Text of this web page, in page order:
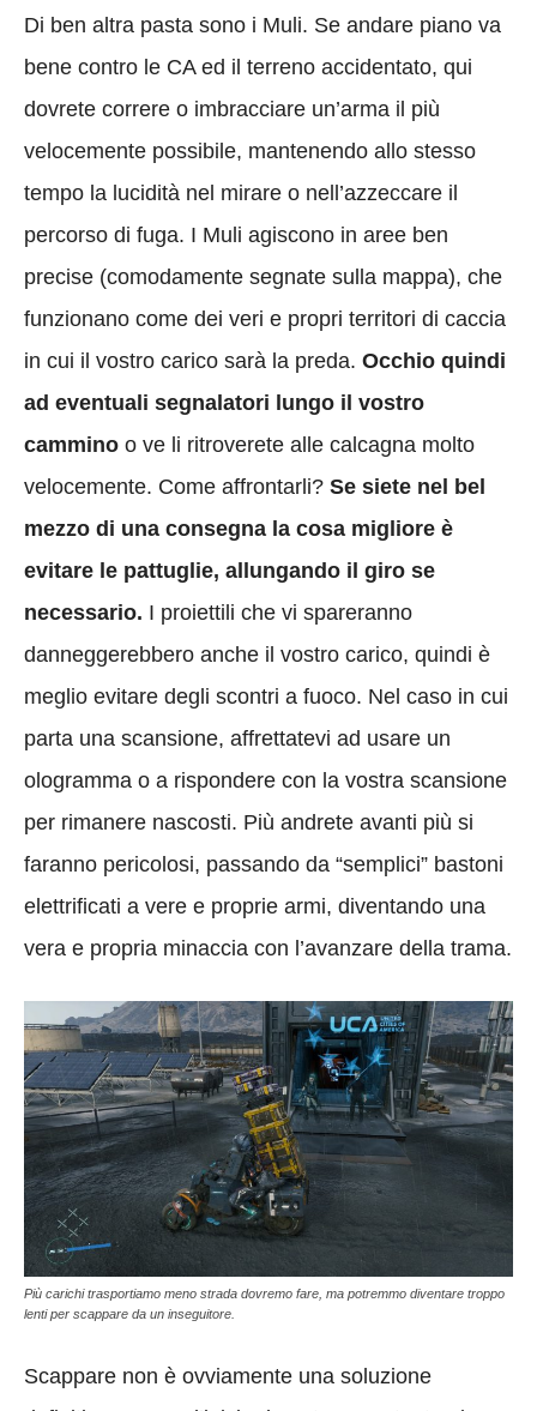
Di ben altra pasta sono i Muli. Se andare piano va
bene contro le CA ed il terreno accidentato, qui
dovrete correre o imbracciare un’arma il più
velocemente possibile, mantenendo allo stesso
tempo la lucidità nel mirare o nell’azzeccare il
percorso di fuga. I Muli agiscono in aree ben
precise (comodamente segnate sulla mappa), che
funzionano come dei veri e propri territori di caccia
in cui il vostro carico sarà la preda. Occhio quindi
ad eventuali segnalatori lungo il vostro
cammino o ve li ritroverete alle calcagna molto
velocemente. Come affrontarli? Se siete nel bel
mezzo di una consegna la cosa migliore è
evitare le pattuglie, allungando il giro se
necessario. I proiettili che vi spareranno
danneggerebbero anche il vostro carico, quindi è
meglio evitare degli scontri a fuoco. Nel caso in cui
parta una scansione, affrettatevi ad usare un
ologramma o a rispondere con la vostra scansione
per rimanere nascosti. Più andrete avanti più si
faranno pericolosi, passando da “semplici” bastoni
elettrificati a vere e proprie armi, diventando una
vera e propria minaccia con l’avanzare della trama.
Più carichi trasportiamo meno strada dovremo fare, ma potremmo diventare troppo
lenti per scappare da un inseguitore.
Scappare non è ovviamente una soluzione